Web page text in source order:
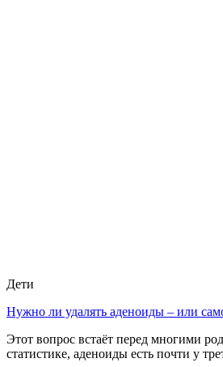
Дети
Нужно ли удалять аденоиды – или
Этот вопрос встаёт перед многими
статистике, аденоиды есть почти у